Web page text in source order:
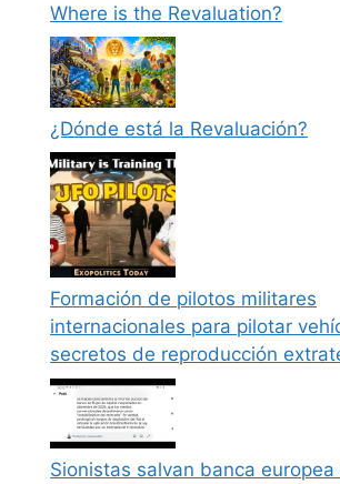
Where is the Revaluation?
¿Dónde está la Revaluación?
Formación de pilotos militares
internacionales para pilotar
secretos de reproducción
Sionistas salvan banca